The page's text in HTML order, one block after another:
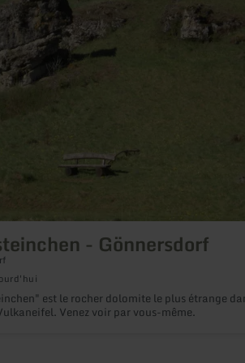
- Gönnersdorf
est le rocher dolomite le plus étrange
Venez voir par vous-même.